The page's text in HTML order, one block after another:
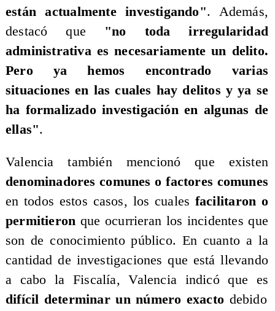
están actualmente investigando". Además,
destacó que "no toda irregularidad
administrativa es necesariamente un delito.
Pero ya hemos encontrado varias
situaciones en las cuales hay delitos y ya se
ha formalizado investigación en algunas de
ellas".
Valencia también mencionó que existen
denominadores comunes o factores comunes
en todos estos casos, los cuales facilitaron o
permitieron que ocurrieran los incidentes que
son de conocimiento público. En cuanto a la
cantidad de investigaciones que está llevando
a cabo la Fiscalía, Valencia indicó que es
difícil determinar un número exacto debido